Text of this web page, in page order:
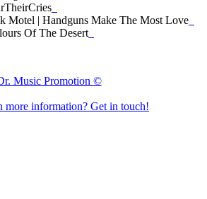
Music Promotion ©
more information? Get in touch!